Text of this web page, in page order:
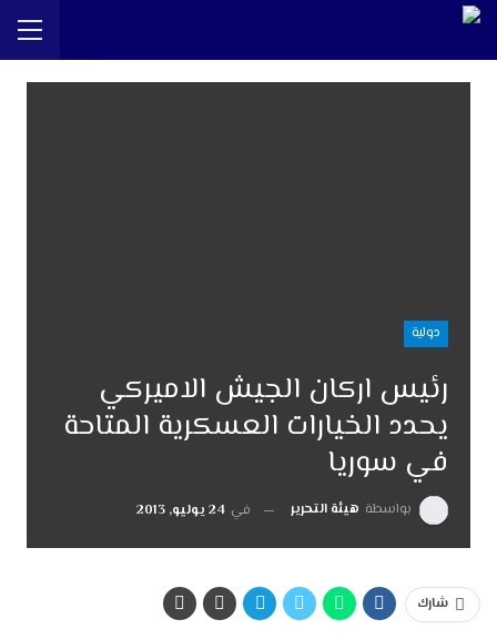
دولية
رئيس اركان الجيش الاميركي
يحدد الخيارات العسكرية المتاحة
في سوريا
بواسطة هيئة التحرير في 24 يوليو, 2013
شارك